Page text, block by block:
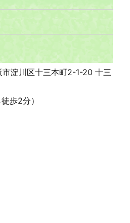
淀川区十三本町2-1-20 十三
歩2分）